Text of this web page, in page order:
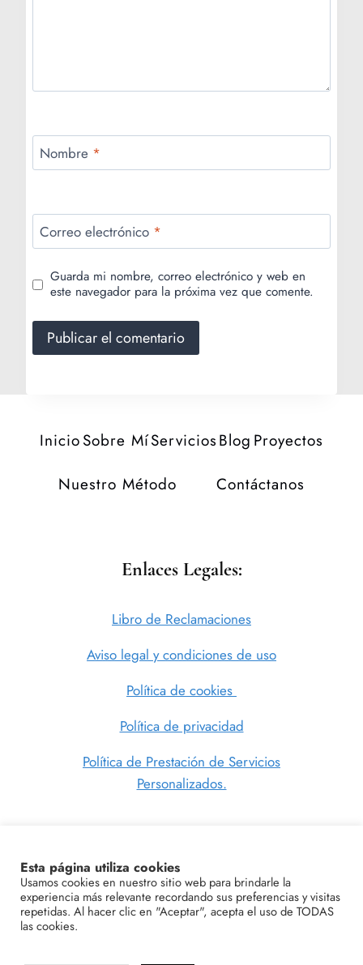
Nombre *
Correo electrónico *
Guarda mi nombre, correo electrónico y web en
este navegador para la próxima vez que comente.
InicioSobre MíServiciosBlog Proyectos
Nuestro Método
Contáctanos
Enlaces Legales:
Libro de Reclamaciones
Aviso legal y condiciones de uso
Política de cookies
Política de privacidad
Política de Prestación de Servicios
Personalizados.
SIGUENOS
Esta página utiliza cookies
Usamos cookies en nuestro sitio web para brindarle la
experiencia más relevante recordando sus preferencias y visitas
repetidas. Al hacer clic en "Aceptar", acepta el uso de TODAS
las cookies.